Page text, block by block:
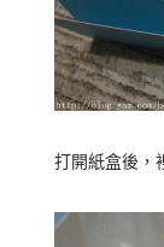
打開紙盒後，